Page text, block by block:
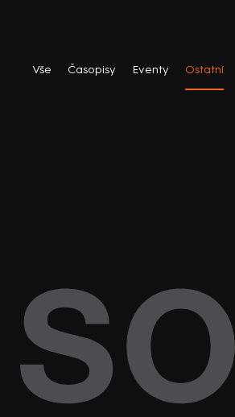
Vše Časopisy Eventy Ostatní